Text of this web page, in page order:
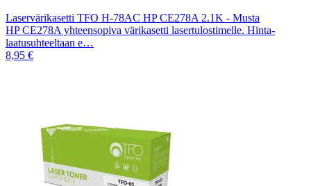
Laservärikasetti TFO H-78AC HP CE278A 2.1K - Musta
HP CE278A yhteensopiva värikasetti lasertulostimelle. Hinta-
laatusuhteeltaan e…
8,95 €